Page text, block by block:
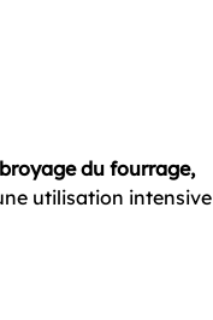
du fourrage,
utilisation intensive